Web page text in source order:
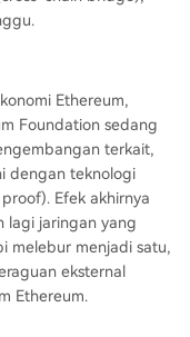
Ethereum,
Foundation sedang
terkait,
dengan teknologi
Efek akhirnya
lagi jaringan yang
melebur menjadi satu,
eksternal
Ethereum.